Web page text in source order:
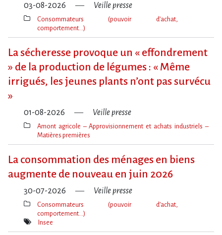
03-08-2026 Veille presse
Thèmes(s)
Consommateurs (pouvoir d’achat,
comportement…)
La sécheresse provoque un « effondrement
» de la production de légumes : « Même
irrigués, les jeunes plants n’ont pas survécu
»
01-08-2026 Veille presse
Thèmes(s)
Amont agricole – Approvisionnement et achats industriels –
Matières premières
La consommation des ménages en biens
augmente de nouveau en juin 2026
30-07-2026 Veille presse
Thèmes(s)
Consommateurs (pouvoir d’achat,
comportement…)
Mot(s)-
Insee